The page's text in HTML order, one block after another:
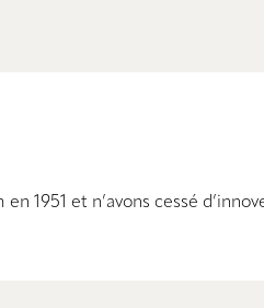
1951 et n’avons cessé